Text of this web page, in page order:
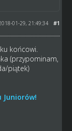
#1
01-29, 21:49:34
końcowi.
(przypominam,
piątek)
Juniorów!